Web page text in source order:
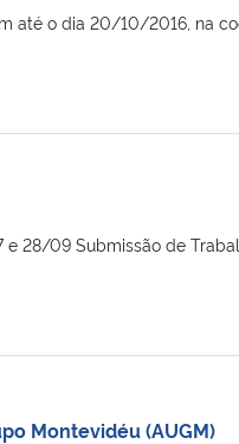
até o dia 20/10/2016, na
28/09 Submissão de
Montevidéu (AUGM)